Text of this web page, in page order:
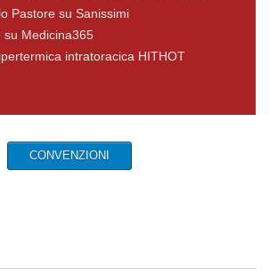
Pastore su Sanissimi
su Medicina365
intratoracica HITHOT
CONVENZIONI